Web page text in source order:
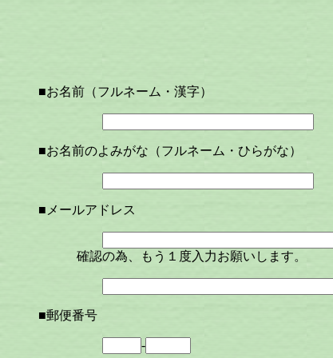
■お名前（フルネーム・漢字）
■お名前のよみがな（フルネーム・ひらがな）
■メールアドレス
確認の為、もう１度入力お願いします。
■郵便番号
-